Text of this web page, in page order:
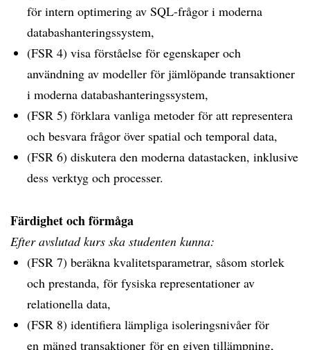
för intern optimering av SQL-frågor i moderna
databashanteringssystem,
(FSR 4) visa förståelse för egenskaper och
användning av modeller för jämlöpande transaktioner
i moderna databashanteringssystem,
(FSR 5) förklara vanliga metoder för att representera
och besvara frågor över spatial och temporal data,
(FSR 6) diskutera den moderna datastacken, inklusive
dess verktyg och processer.
Färdighet och förmåga
Efter avslutad kurs ska studenten kunna:
(FSR 7) beräkna kvalitetsparametrar, såsom storlek
och prestanda, för fysiska representationer av
relationella data,
(FSR 8) identifiera lämpliga isoleringsnivåer för
en mängd transaktioner för en given tillämpning,